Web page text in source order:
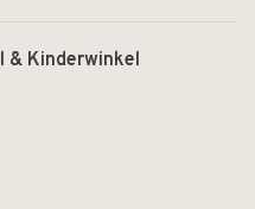
& Kinderwinkel